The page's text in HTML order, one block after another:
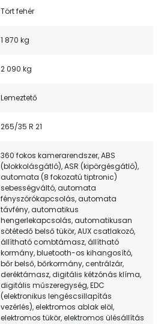
Tört fehér
1 870 kg
2 090 kg
Lemeztető
265/35 R 21
360 fokos kamerarendszer, ABS
(blokkolásgátló), ASR (kipörgésgátló),
automata (8 fokozatú tiptronic)
sebességváltó, automata
fényszórókapcsolás, automata
távfény, automatikus
hengerlekapcsolás, automatikusan
sötétedő belső tükör, AUX csatlakozó,
állítható combtámasz, állítható
kormány, bluetooth-os kihangosító,
bőr belső, bőrkormány, centrálzár,
deréktámasz, digitális kétzónás klíma,
digitális műszeregység, EDC
(elektronikus lengéscsillapítás
vezérlés), elektromos ablak elöl,
elektromos tükör, elektromos ülésállítás